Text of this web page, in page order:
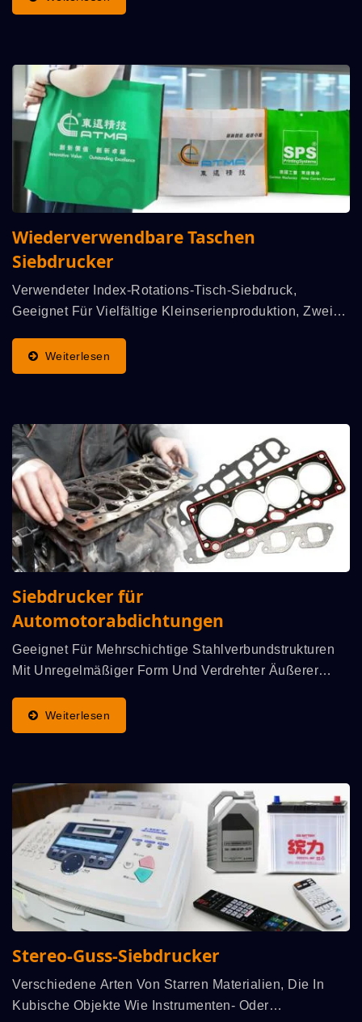
Spielzeug....
Wiederverwendbare Taschen
Siebdrucker
Verwendeter Index-Rotations-Tisch-Siebdruck,
Geeignet Für Vielfältige Kleinserienproduktion, Zwei
Vorrichtungen Und Schablonen, Effizient Zur
Zufriedenheit Der Innovativen...
Weiterlesen
Siebdrucker für
Automotorabdichtungen
Geeignet Für Mehrschichtige Stahlverbundstrukturen
Mit Unregelmäßiger Form Und Verdrehter Äußerer
Siebdruckverfahren Beschichtet Ist. Dadurch Kann Der
Motorraum...
Weiterlesen
Stereo-Guss-Siebdrucker
Verschiedene Arten Von Starren Materialien, Die In
Kubische Objekte Wie Instrumenten- Oder